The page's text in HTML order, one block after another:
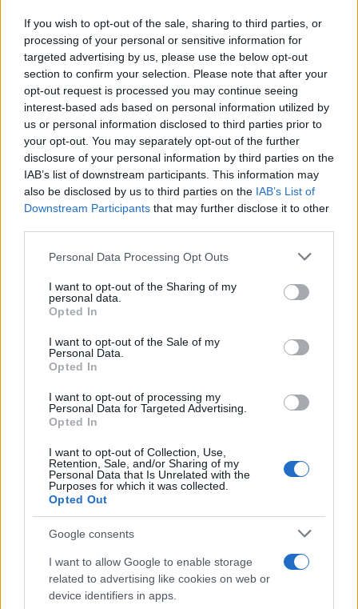
If you wish to opt-out of the sale, sharing to third parties, or
processing of your personal or sensitive information for
targeted advertising by us, please use the below opt-out
section to confirm your selection. Please note that after your
opt-out request is processed you may continue seeing
interest-based ads based on personal information utilized by
us or personal information disclosed to third parties prior to
your opt-out. You may separately opt-out of the further
disclosure of your personal information by third parties on the
IAB’s list of downstream participants. This information may
also be disclosed by us to third parties on the IAB’s List of
Downstream Participants that may further disclose it to other
Please note that this website/app uses one or more Google
not limited to your visit or usage behaviour. You may click to
grant or deny consent to Google and its third-party tags to
use your data for below specified purposes in below Google
consent section.
Personal Data Processing Opt Outs
I want to opt-out of the Sharing of my
personal data.
Opted In
I want to opt-out of the Sale of my
Personal Data.
Opted In
I want to opt-out of processing my
Personal Data for Targeted Advertising.
Opted In
I want to opt-out of Collection, Use,
Retention, Sale, and/or Sharing of my
Personal Data that Is Unrelated with the
Purposes for which it was collected.
Opted Out
Google consents
I want to allow Google to enable storage
related to advertising like cookies on web or
device identifiers in apps.
Continua a leggere
NEWS
annuncia una pausa dalla vita pubblica
Letizia Fontana · 8 Ago 2026
NEWS